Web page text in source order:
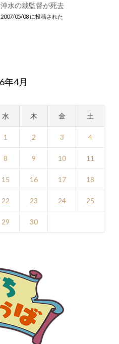
沖水の栽監督が死去
2007/05/08 に投稿された
年4月
水 木 金 土
1 2 3 4
8 9 10 11
15 16 17 18
22 23 24 25
29
30